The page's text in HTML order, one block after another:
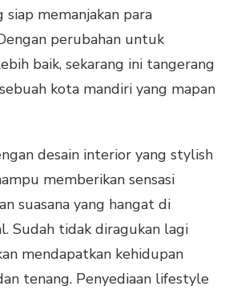
siap memanjakan para
perubahan untuk
baik, sekarang ini tangerang
kota mandiri yang mapan
desain interior yang stylish
memberikan sensasi
suasana yang hangat di
Sudah tidak diragukan lagi
mendapatkan kehidupan
tenang. Penyediaan lifestyle